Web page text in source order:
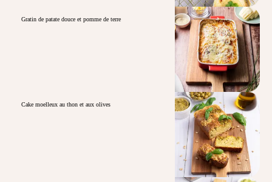
Gratin de patate douce et pomme de terre
Cake moelleux au thon et aux olives